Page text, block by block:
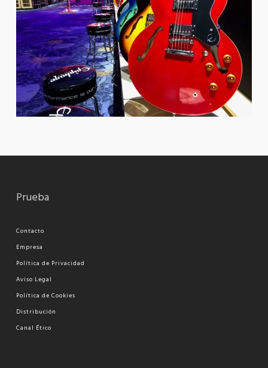
Prueba
Contacto
Empresa
Política de Privacidad
Aviso Legal
Política de Cookies
Distribución
Canal Ético